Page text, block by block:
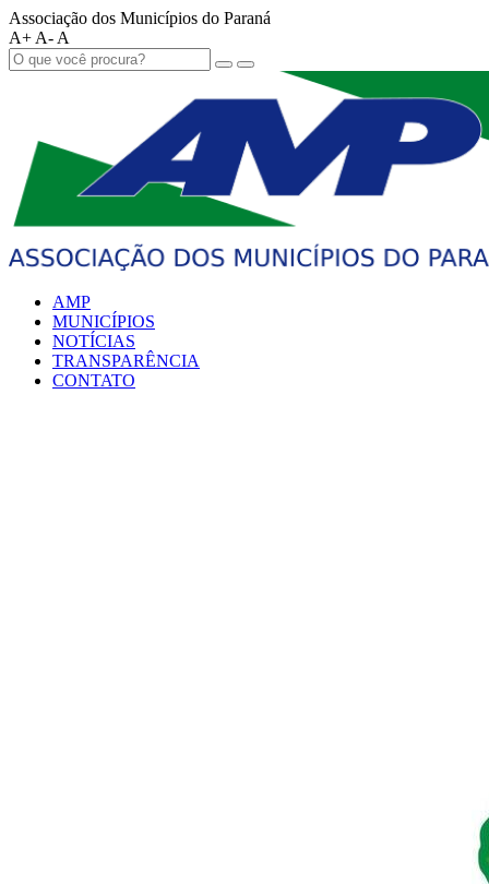
Associação dos Municípios do Paraná
A+ A- A
AMP
MUNICÍPIOS
NOTÍCIAS
TRANSPARÊNCIA
CONTATO